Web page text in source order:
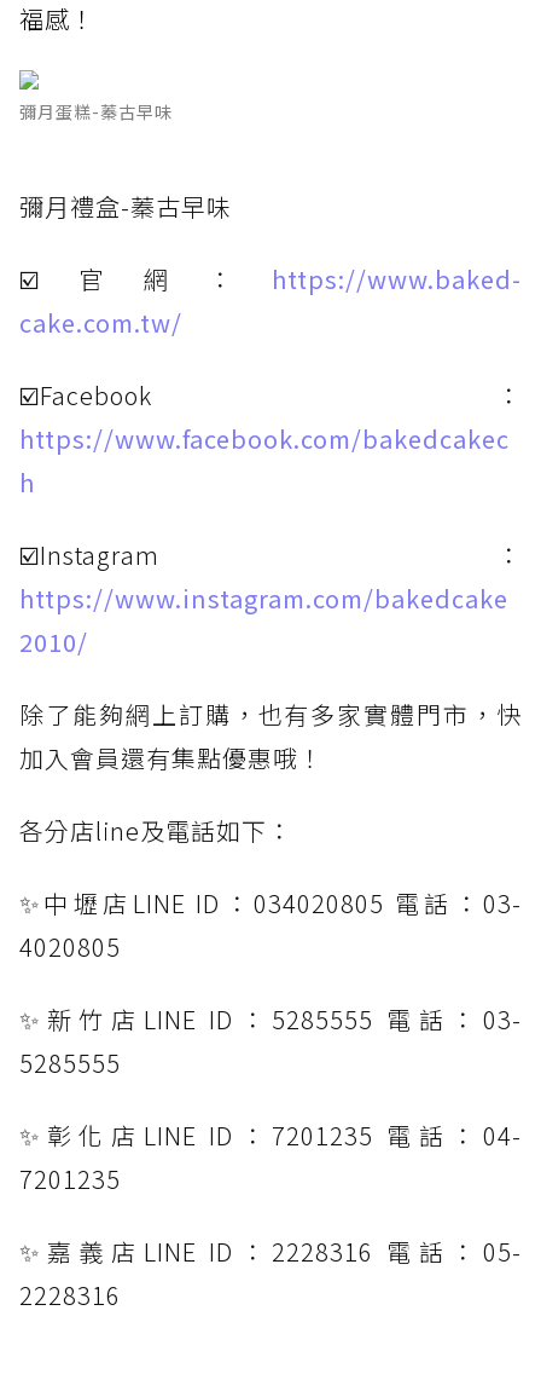
福感！
彌月蛋糕-蓁古早味
彌月禮盒-蓁古早味
☑️官網： https://www.baked-
cake.com.tw/
☑️Facebook：
https://www.facebook.com/bakedcakec
h
☑️Instagram：
https://www.instagram.com/bakedcake
2010/
除了能夠網上訂購，也有多家實體門市，快
加入會員還有集點優惠哦！
各分店line及電話如下：
✨中壢店LINE ID：034020805 電話：03-
4020805
✨新竹店LINE ID：5285555 電話：03-
5285555
✨彰化店LINE ID：7201235 電話：04-
7201235
✨嘉義店LINE ID：2228316 電話：05-
2228316